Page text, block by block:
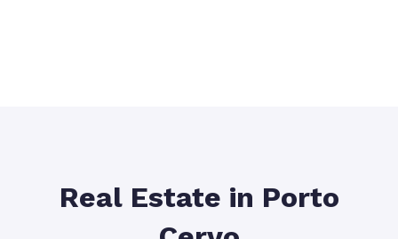
Real Estate in Porto